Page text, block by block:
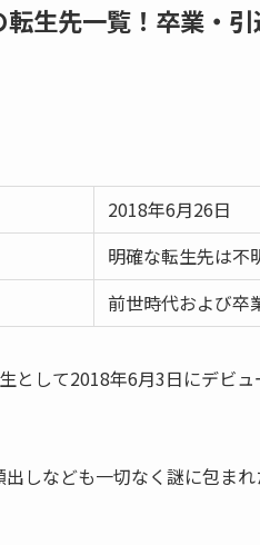
生先一覧！卒業・
2018年6月26日
明確な転生先は不
前世時代および卒
として2018年6月3日にデビ
しなども一切なく謎に包まれ